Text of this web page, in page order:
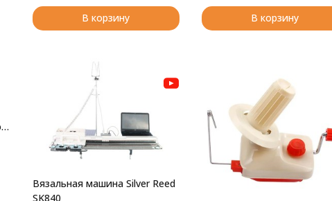
В корзину В корзину
Вязальная машина Silver Reed
SK840
Пряжа Gazzal Baby Cotton 25